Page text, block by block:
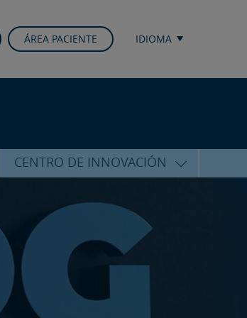
ÁREA PACIENTE IDIOMA
CENTRO DE INNOVACIÓN
CURSOS Y CONFERENCIAS
FORMACIÓN
PUBLICACIONES CIENTÍFICAS
LA VOZ DEL EXPERTO